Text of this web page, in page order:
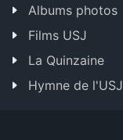
Albums photos
Films USJ
La Quinzaine
Hymne de l'USJ